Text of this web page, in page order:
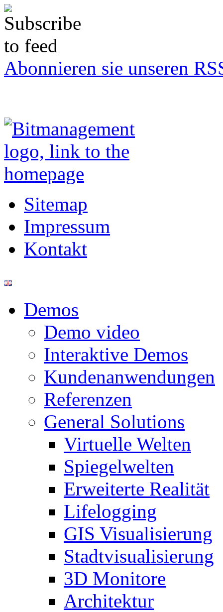
Abonnieren sie unseren
Sitemap
Impressum
Kontakt
Demos
Demo video
Interaktive Demos
Kundenanwendungen
Referenzen
General Solutions
Virtuelle Welten
Spiegelwelten
Erweiterte Realität
Lifelogging
GIS Visualisierung
Stadtvisualisierung
3D Monitore
Architektur